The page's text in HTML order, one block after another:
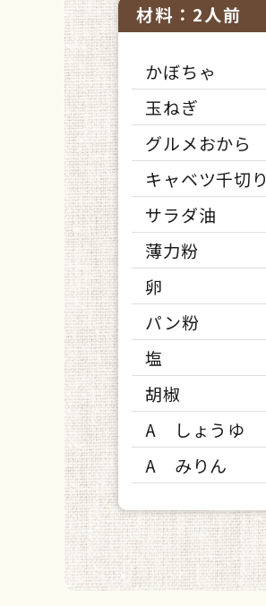
材料：2人前
かぼちゃ
玉ねぎ
グルメおから
キャベツ千切り
サラダ油
薄力粉
卵
パン粉
塩
胡椒
A しょうゆ
A みりん